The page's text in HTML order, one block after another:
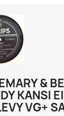
&
KANSI EI
VG+